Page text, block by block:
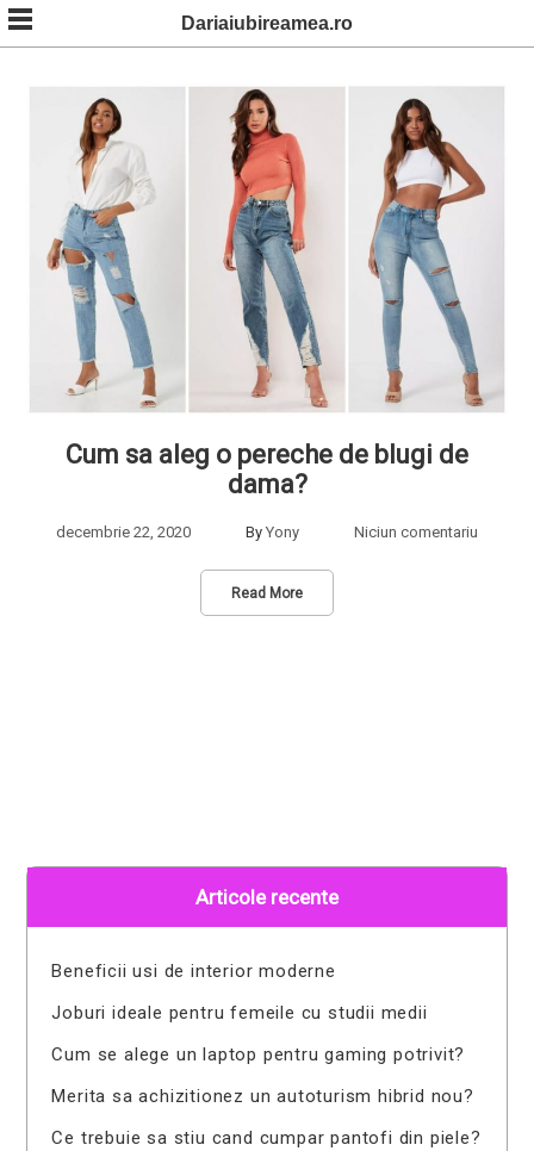
Skip
to
content
Dariaiubireamea.ro
Cum sa aleg o pereche de blugi de
dama?
decembrie 22, 2020 By Yony Niciun comentariu
Read More
Articole recente
Beneficii usi de interior moderne
Joburi ideale pentru femeile cu studii medii
Cum se alege un laptop pentru gaming potrivit?
Merita sa achizitionez un autoturism hibrid nou?
Ce trebuie sa stiu cand cumpar pantofi din piele?